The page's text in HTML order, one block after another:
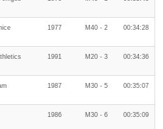
1977 M40 - 2 00:34:28
1991 M20 - 3 00:34:36
1987 M30 - 5 00:35:07
1986 M30 - 6 00:35:09